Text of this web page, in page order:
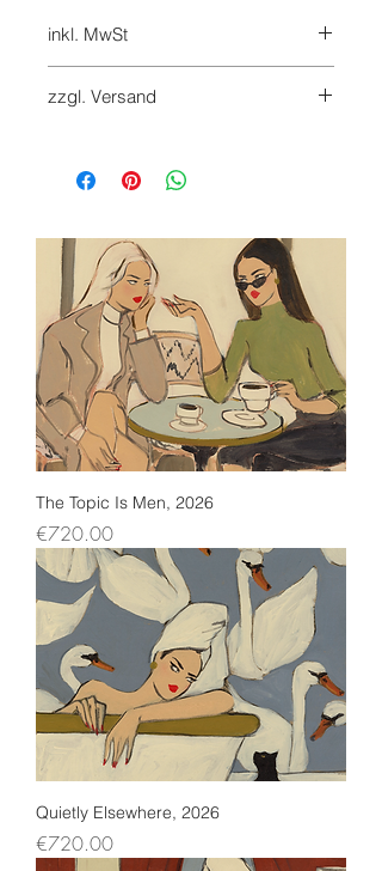
inkl. MwSt
zzgl. Versand
Checkout hinzugefügt
The Topic Is Men, 2026
Price
€720.00
Quietly Elsewhere, 2026
Price
€720.00